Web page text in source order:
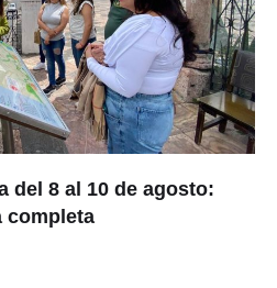
del 8 al 10 de agosto:
completa